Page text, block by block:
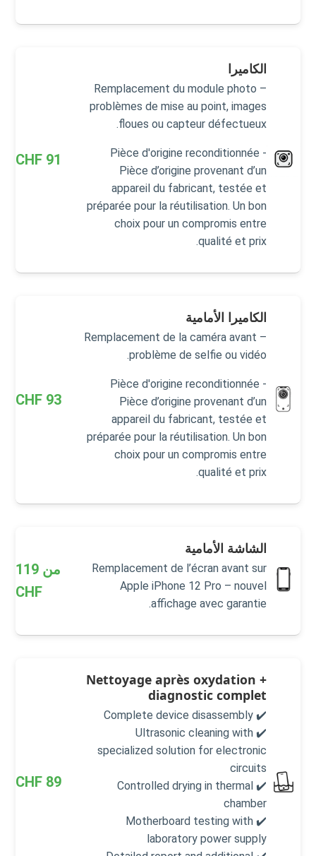
الكاميرا
Remplacement du module photo –
problèmes de mise au point, images
floues ou capteur défectueux.
Pièce d'origine reconditionnée -
Pièce d’origine provenant d’un
appareil du fabricant, testée et
préparée pour la réutilisation. Un bon
choix pour un compromis entre
qualité et prix.
91
الكاميرا الأمامية
Remplacement de la caméra avant –
problème de selfie ou vidéo.
Pièce d'origine reconditionnée -
Pièce d’origine provenant d’un
appareil du fabricant, testée et
préparée pour la réutilisation. Un bon
choix pour un compromis entre
qualité et prix.
93
الشاشة الأمامية
Remplacement de l’écran avant sur
Apple iPhone 12 Pro – nouvel
affichage avec garantie.
من 119
CHF
Nettoyage après oxydation +
diagnostic complet
✔️ Complete device disassembly
✔️ Ultrasonic cleaning with
specialized solution for electronic
circuits
✔️ Controlled drying in thermal
chamber
✔️ Motherboard testing with
laboratory power supply
89